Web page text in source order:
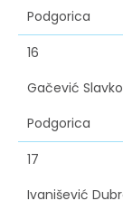
Podgorica
16
Gačević Slavko
Podgorica
17
Ivanišević